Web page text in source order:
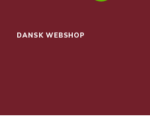
DANSK WEBSHOP